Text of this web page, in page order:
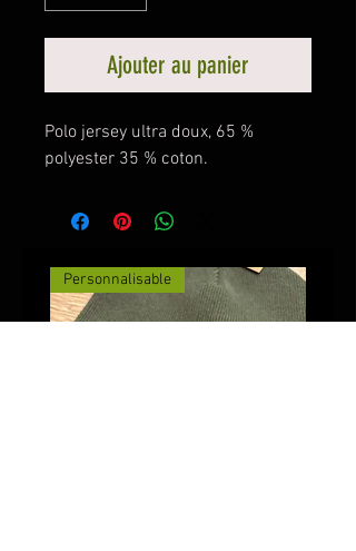
Ajouter au panier
Polo jersey ultra doux, 65 %
polyester 35 % coton.
Personnalisable